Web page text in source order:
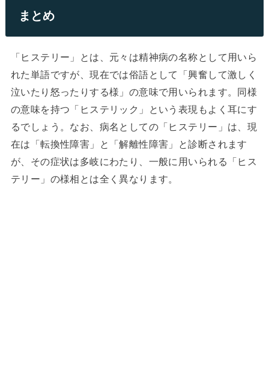
まとめ
「ヒステリー」とは、元々は精神病の名称として用いら
れた単語ですが、現在では俗語として「興奮して激しく
泣いたり怒ったりする様」の意味で用いられます。同様
の意味を持つ「ヒステリック」という表現もよく耳にす
るでしょう。なお、病名としての「ヒステリー」は、現
在は「転換性障害」と「解離性障害」と診断されます
が、その症状は多岐にわたり、一般に用いられる「ヒス
テリー」の様相とは全く異なります。